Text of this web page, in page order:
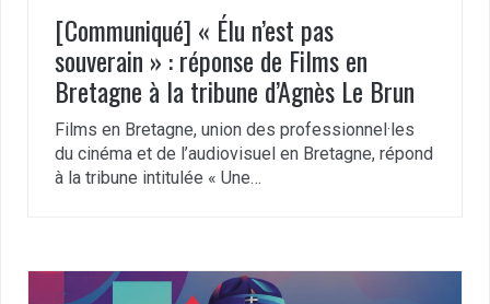
[Communiqué] « Élu n’est pas
souverain » : réponse de Films en
Bretagne à la tribune d’Agnès Le Brun
Films en Bretagne, union des professionnel·les
du cinéma et de l’audiovisuel en Bretagne, répond
à la tribune intitulée « Une…